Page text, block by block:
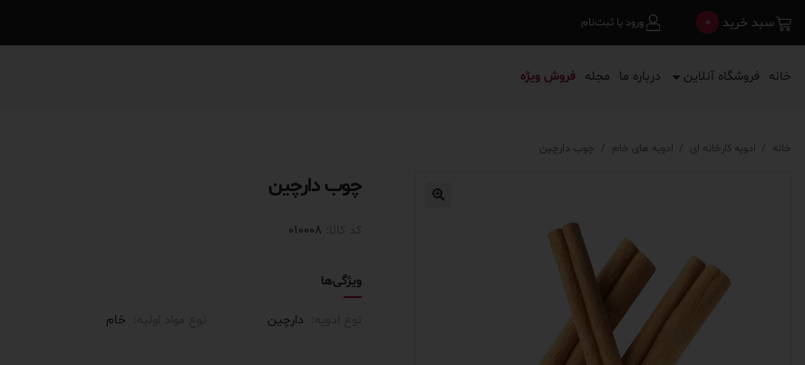
0 سبد خرید ورود یا ثبت‌نام
خانه فروشگاه آنلاین درباره ما مجله فروش ویژه
خانه / ادویه کارخانه ای / ادویه های خام / چوب دارچین
چوب دارچین
010008
ویژگی‌ها
دارچین خام